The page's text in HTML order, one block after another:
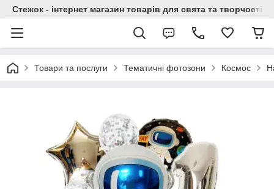
Стежок - інтернет магазин товарів для свята та творчості
Товари та послуги Тематичні фотозони Космос